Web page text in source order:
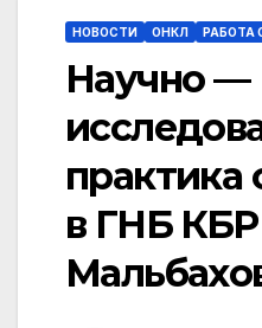
НОВОСТИ ОНКЛ РАБОТА
Научно —
практика
в ГНБ